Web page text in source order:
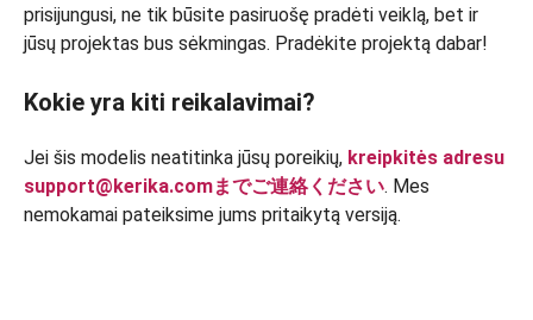
prisijungusi, ne tik būsite pasiruošę pradėti veiklą, bet ir
jūsų projektas bus sėkmingas. Pradėkite projektą dabar!
Kokie yra kiti reikalavimai?
Jei šis modelis neatitinka jūsų poreikių, kreipkitės adresu
support@kerika.comまでご連絡ください. Mes
nemokamai pateiksime jums pritaikytą versiją.